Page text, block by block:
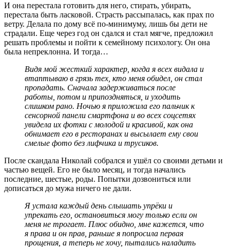
И она перестала готовить для него, стирать, убирать,
перестала быть ласковой. Страсть рассыпалась, как прах по
ветру. Делала по дому всё по-минимуму, лишь бы дети не
страдали. Еще через год он сдался и стал мягче, предложил
решать проблемы и пойти к семейному психологу. Он она
была непреклонна. И тогда…
Видя мой жесткий характер, когда я всех видала и
втаптываю в грязь тех, кто меня обидел, он стал
пропадать. Сначала задерживаться после
работы, потом и припоздняться, и уходить
слишком рано. Ночью я приложила его пальчик к
сенсорной панели смартфона и во всех соцсетях
увидела их фотки с молодой и красивой, как она
обнимает его в ресторанах и высылает ему свои
смелые фото без лифчика и трусиков.
После скандала Николай собрался и ушёл со своими детьми и
частью вещей. Его не было месяц, и тогда начались
последние, шестые, роды. Попытки дозвониться или
дописаться до мужа ничего не дали.
Я устала каждый день слышать упрёки и
упрекать его, остановиться могу только если он
меня не трогает. Плюс обидно, мне кажется, что
я права и он прав, раньше я попросила первая
прощения, а теперь не хочу, пытались наладить